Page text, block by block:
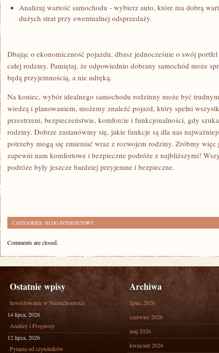
Analizuj wartość samochodu -‌ wybierz ⁢auto, które​ ma dobrą
dużych strat przy ewentualnej ⁢odsprzedaży.
Dbając⁤ o ekonomiczność‌ pojazdu, ‌dbasz⁤ jednocześnie o swój
całej rodziny. Pamiętaj, ‍że‌ odpowiednio ⁣dobrany samochód może
będą przyjemnością, a nie udręką.
Na koniec, wybór idealnego samochodu rodzinny⁢ może być
wiedzą i planowaniem, możemy znaleźć pojazd, który spełni
przestrzeni, bezpieczeństwie, komforcie i​ funkcjonalności, gdy⁣
rodziny. Dobrze zastanówmy się, jakie funkcje​ są dla nas
potrzeby mogą ⁣się⁣ zmieniać wraz⁣ z​ rozwojem rodziny. Zróbmy więc
zapewni nam komfortowe i bezpieczne podróże‌ z najbliższymi!⁤
podróże były jeszcze ⁣bardziej przyjemne i bezpieczne.
CATEGORIES: BLOG INTERNETOWY
Comments are closed.
Ostatnie wpisy
Inwestowanie w Nieruchomości
14 lipca, 2026
Analizy i Prognozy
12 lipca, 2026
Pytania od czytelników
Archiwa
lipiec 2026
czerwiec 2026
maj 2026
kwiecień 2026